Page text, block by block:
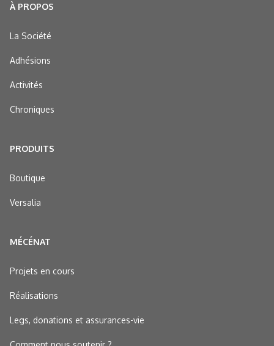
À PROPOS
La Société
Adhésions
Activités
Chroniques
PRODUITS
Boutique
Versalia
MÉCÉNAT
Projets en cours
Réalisations
Legs, donations et assurances-vie